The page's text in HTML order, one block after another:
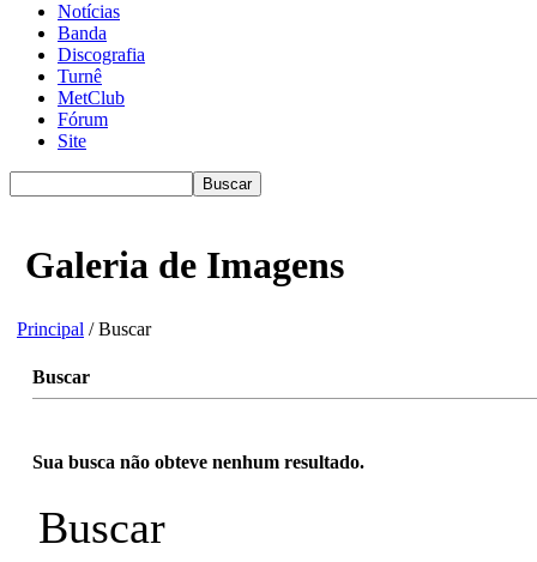
Notícias
Banda
Discografia
Turnê
MetClub
Fórum
Site
Galeria de Imagens
Principal / Buscar
Buscar
Sua busca não obteve nenhum resultado.
Buscar